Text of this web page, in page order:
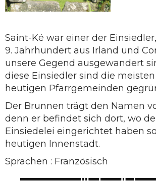
Saint-Ké war einer der
9. Jahrhundert aus Irland und
unsere Gegend ausgewandert
diese Einsiedler sind die
heutigen Pfarrgemeinden
Der Brunnen trägt den Namen
denn er befindet sich dort, wo
Einsiedelei eingerichtet haben
heutigen Innenstadt.
Sprachen : Französisch